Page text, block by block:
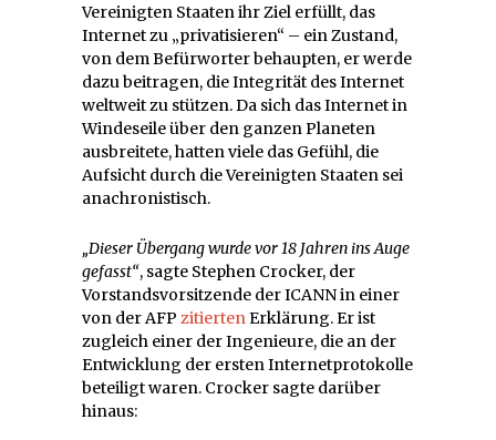
Vereinigten Staaten ihr Ziel erfüllt, das
Internet zu „privatisieren“ – ein Zustand,
von dem Befürworter behaupten, er werde
dazu beitragen, die Integrität des Internet
weltweit zu stützen. Da sich das Internet in
Windeseile über den ganzen Planeten
ausbreitete, hatten viele das Gefühl, die
Aufsicht durch die Vereinigten Staaten sei
anachronistisch.
„Dieser Übergang wurde vor 18 Jahren ins Auge
gefasst“, sagte Stephen Crocker, der
Vorstandsvorsitzende der ICANN in einer
von der AFP zitiertenErklärung. Er ist
zugleich einer der Ingenieure, die an der
Entwicklung der ersten Internetprotokolle
beteiligt waren. Crocker sagte darüber
hinaus: